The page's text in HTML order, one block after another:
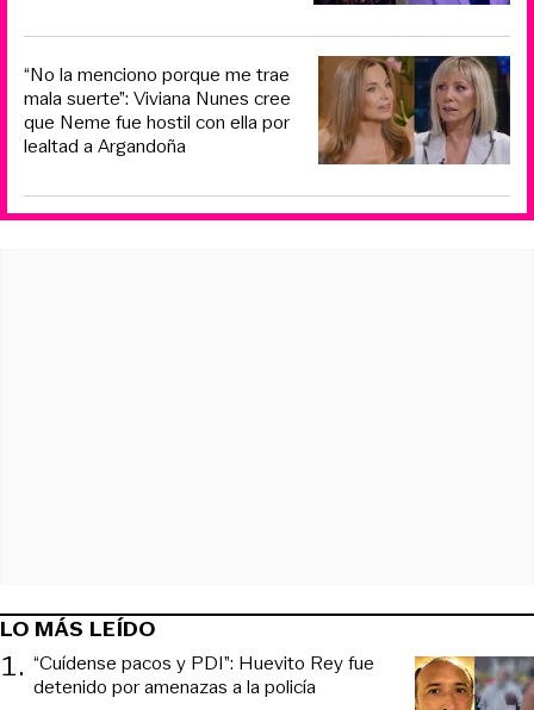
“No la menciono porque me trae
mala suerte”: Viviana Nunes cree
que Neme fue hostil con ella por
lealtad a Argandoña
LO MÁS LEÍDO
1. “Cuídense pacos y PDI”: Huevito Rey fue
detenido por amenazas a la policía